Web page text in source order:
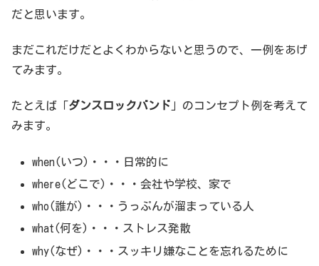
だと思います。
まだこれだけだとよくわからないと思うので、一例をあげ
てみます。
たとえば「ダンスロックバンド 」のコンセプト例を考えて
みます。
when(いつ)・・・日常的に
where(どこで)・・・会社や学校、家で
who(誰が)・・・うっぷんが溜まっている人
what(何を)・・・ストレス発散
why(なぜ)・・・スッキリ嫌なことを忘れるために